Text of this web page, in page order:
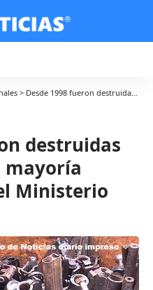
> Desde 1998 fueron destruidas 78.883 armas, la mayoría incautadas por el Ministerio del Interior
destruidas
mayoría
Ministerio